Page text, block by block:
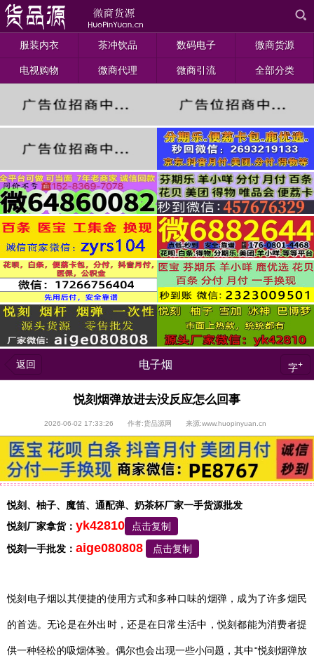
服装内衣 茶冲饮品 数码电子 微商货源
电视购物 微商代理 微商引流 全部分类
返回 电子烟 字+
悦刻烟弹放进去没反应怎么回事
2026-06-02 17:33:26 作者:货品源网 来源:www.huopinyuan.cn
悦刻、柚子、魔笛、通配弹、奶茶杯厂家一手货源批发
悦刻厂家拿货： yk42810
点击复制
悦刻一手批发： aige080808 点击复制
悦刻电子烟以其便捷的使用方式和多种口味的烟弹，成为了许多烟民
的首选。无论是在外出时，还是在日常生活中，悦刻都能为消费者提
供一种轻松的吸烟体验。偶尔也会出现一些小问题，其中“悦刻烟弹放